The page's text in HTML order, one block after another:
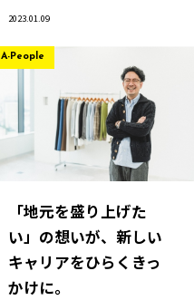
2023.01.09
「地元を盛り上げた
い」の想いが、新しい
キャリアをひらくきっ
かけに。
A-People